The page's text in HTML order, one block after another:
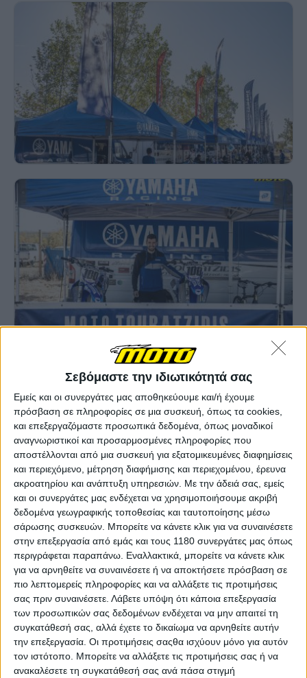
Σεβόμαστε την ιδιωτικότητά σας
Εμείς και οι συνεργάτες μας αποθηκεύουμε και/ή έχουμε
πρόσβαση σε πληροφορίες σε μια συσκευή, όπως τα cookies,
και επεξεργαζόμαστε προσωπικά δεδομένα, όπως μοναδικοί
αναγνωριστικοί και προσαρμοσμένες πληροφορίες που
αποστέλλονται από μια συσκευή για εξατομικευμένες διαφημίσεις
και περιεχόμενο, μέτρηση διαφήμισης και περιεχομένου, έρευνα
ακροατηρίου και ανάπτυξη υπηρεσιών. Με την άδειά σας, εμείς
και οι συνεργάτες μας ενδέχεται να χρησιμοποιήσουμε ακριβή
δεδομένα γεωγραφικής τοποθεσίας και ταυτοποίησης μέσω
σάρωσης συσκευών. Μπορείτε να κάνετε κλικ για να συναινέσετε
στην επεξεργασία από εμάς και τους 1180 συνεργάτες μας όπως
περιγράφεται παραπάνω. Εναλλακτικά, μπορείτε να κάνετε κλικ
για να αρνηθείτε να συναινέσετε ή να αποκτήσετε πρόσβαση σε
πιο λεπτομερείς πληροφορίες και να αλλάξετε τις προτιμήσεις
σας πριν συναινέσετε. Λάβετε υπόψη ότι κάποια επεξεργασία
των προσωπικών σας δεδομένων ενδέχεται να μην απαιτεί τη
συγκατάθεσή σας, αλλά έχετε το δικαίωμα να αρνηθείτε αυτήν
την επεξεργασία. Οι προτιμήσεις σαςθα ισχύουν μόνο για αυτόν
τον ιστότοπο. Μπορείτε να αλλάξετε τις προτιμήσεις σας ή να
ανακαλέσετε τη συγκατάθεσή σας ανά πάσα στιγμή